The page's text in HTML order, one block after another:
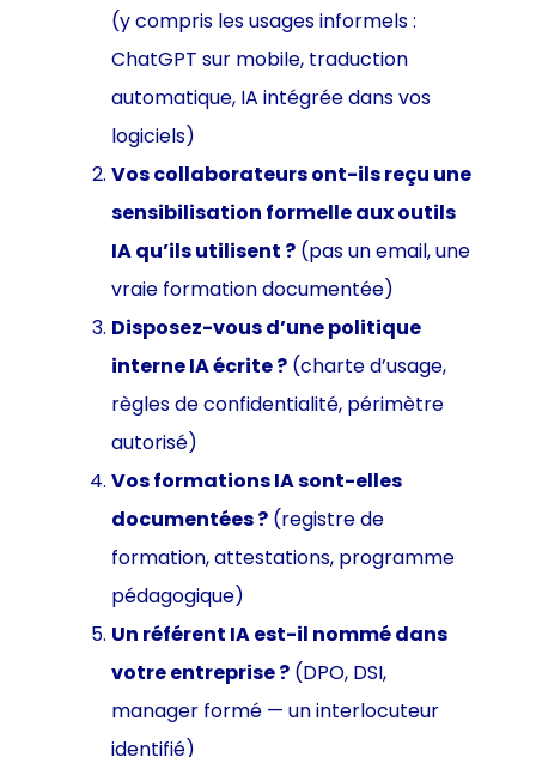
(y compris les usages informels :
ChatGPT sur mobile, traduction
automatique, IA intégrée dans vos
logiciels)
Vos collaborateurs ont-ils reçu une
sensibilisation formelle aux outils
IA qu’ils utilisent ?(pas un email, une
vraie formation documentée)
Disposez-vous d’une politique
interne IA écrite ?(charte d’usage,
règles de confidentialité, périmètre
autorisé)
Vos formations IA sont-elles
documentées ?(registre de
formation, attestations, programme
pédagogique)
Un référent IA est-il nommé dans
votre entreprise ?(DPO, DSI,
manager formé — un interlocuteur
identifié)